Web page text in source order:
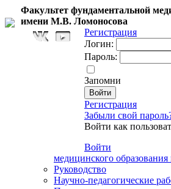
Факультет фундаментальной
имени М.В. Ломоносова
Регистрация
Логин:
Пароль:
Запомни
Регистрация
Забыли свой
Войти как
Войти
медицинского
Руководство
Научно-педагогические